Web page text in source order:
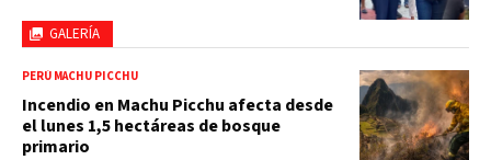
GALERÍA
PERÚ MACHU PICCHU
Incendio en Machu Picchu afecta desde
el lunes 1,5 hectáreas de bosque
primario